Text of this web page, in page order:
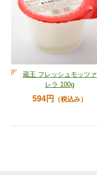
蔵王 フレッシュモッツァ
レラ 100g
594円 （税込み）